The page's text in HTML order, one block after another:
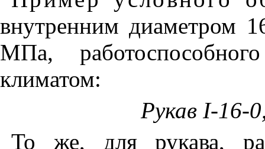
внутренним диаметром
МПа,
климатом:
Рукав I-16-
То же, для рукава,